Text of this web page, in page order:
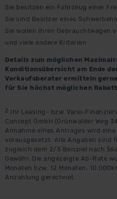
soweit keine detaillierteren
beabsichtigen nicht, diese
der EU zu übermitteln oder
Soweit eine Übermittlung in
45 Abs. 1 DSGVO), von
(Art. 46 Abs. 2 lit. c DSGVO)
den bestehenden
den Kontakt zu unserem
datenschutz@meinauto.de
Datenschutzerklärung|
Sie besitzen ein Fahrzeug einer
Sie sind Besitzer eines
Sie wollen Ihren Gebrauchtwagen
und viele andere Kriterien
Details zum möglichen
Konditionsübersicht am Ende
Verkaufsberater ermitteln
für Sie höchst möglichen
2 Ihr Leasing- bzw. Vario-
Concept GmbH (Grünwalder Weg
Annahme eines Antrages wird
vorausgesetzt. Alle Angaben sind
zugleich dem 2/3 Beispiel nach
Gewähr. Die angezeigte Ab-Rate
Monaten bzw. 12 Monaten,
Anzahlung gerechnet.